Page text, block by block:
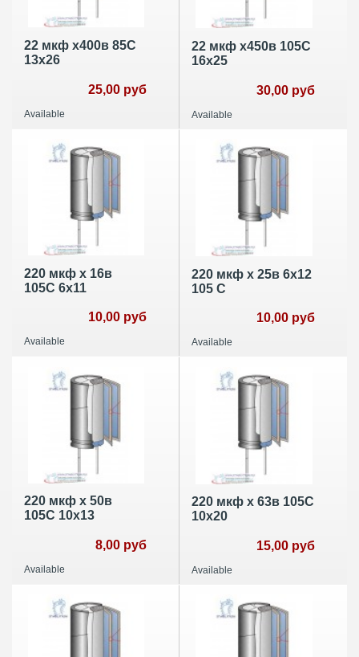
22 мкф х400в 85С
13х26
25,00 руб
Available
22 мкф х450в 105С
16х25
30,00 руб
Available
220 мкф х 16в
105С 6х11
10,00 руб
Available
220 мкф х 25в 6х12
105 С
10,00 руб
Available
220 мкф х 50в
105С 10х13
8,00 руб
Available
220 мкф х 63в 105С
10х20
15,00 руб
Available